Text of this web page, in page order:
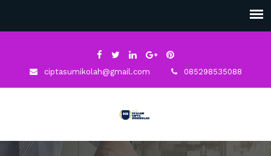
ciptasumikolah@gmail.com 085298535088